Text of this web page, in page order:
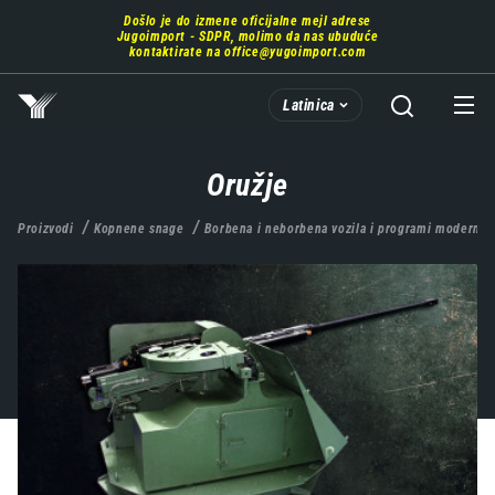
glavni
deo
sadržaja
Došlo je do izmene oficijalne mejl adrese
Jugoimport - SDPR, molimo da nas ubuduće
kontaktirate na office@yugoimport.com
Latinica
Oružje
Proizvodi Kopnene snage Borbena i neborbena vozila i programi